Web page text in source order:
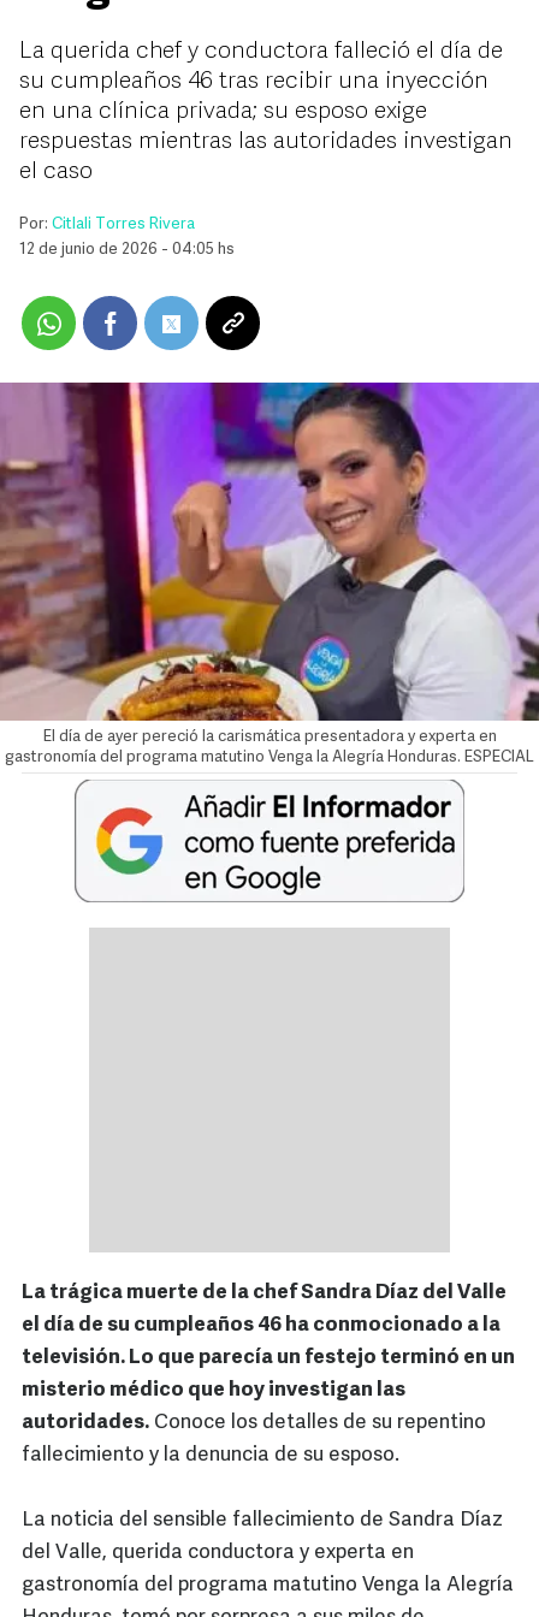
La querida chef y conductora falleció el día de
su cumpleaños 46 tras recibir una inyección
en una clínica privada; su esposo exige
respuestas mientras las autoridades investigan
el caso
Por: Citlali Torres Rivera
12 de junio de 2026 - 04:05 hs
El día de ayer pereció la carismática presentadora y experta en
gastronomía del programa matutino Venga la Alegría Honduras. ESPECIAL
La trágica muerte de la chef Sandra Díaz del Valle
el día de su cumpleaños 46 ha conmocionado a la
televisión. Lo que parecía un festejo terminó en un
misterio médico que hoy investigan las
autoridades. Conoce los detalles de su repentino
fallecimiento y la denuncia de su esposo.
La noticia del sensible fallecimiento de Sandra Díaz
del Valle, querida conductora y experta en
gastronomía del programa matutino Venga la Alegría